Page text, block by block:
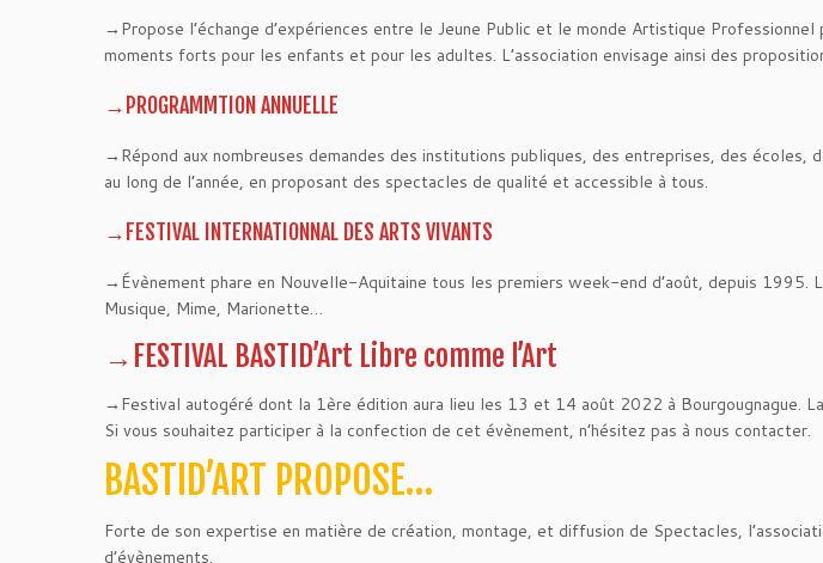
→Propose l’échange d’expériences entre le Jeune Public et le monde Artistique
moments forts pour les enfants et pour les adultes. L’association envisage ainsi des
→PROGRAMMTION ANNUELLE
→Répond aux nombreuses demandes des institutions publiques, des entreprises, des
au long de l’année, en proposant des spectacles de qualité et accessible à tous.
→FESTIVAL INTERNATIONNAL DES ARTS VIVANTS
→Évènement phare en Nouvelle-Aquitaine tous les premiers week-end d’août, depuis 1995.
Musique, Mime, Marionette…
→FESTIVAL BASTID’Art Libre comme l’Art
→Festival autogéré dont la 1ère édition aura lieu les 13 et 14 août 2022 à Bourgougnague.
Si vous souhaitez participer à la confection de cet évènement, n’hésitez pas à nous contacter.
BASTID’ART PROPOSE…
Forte de son expertise en matière de création, montage, et diffusion de Spectacles,
d’évènements.